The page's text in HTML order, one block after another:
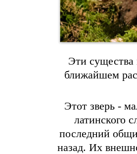
Эти
ближайшем
Этот зверь -
латинского
последний
назад. Их